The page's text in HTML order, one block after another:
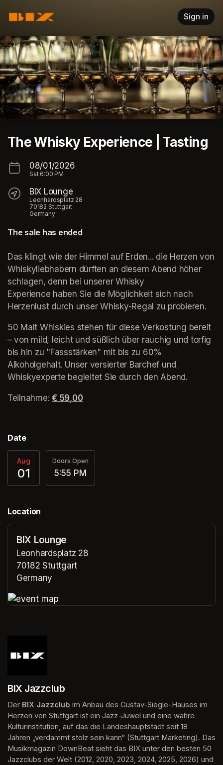
Sign in
The Whisky Experience | Tasting
08/01/2026
Sat 6:00 PM
BIX Lounge
Leonhardsplatz 28
70182 Stuttgart
Germany
The sale has ended
Das klingt wie der Himmel auf Erden... die Herzen von
Whiskyliebhabern dürften an diesem Abend höher
schlagen, denn bei unserer Whisky
Experience haben Sie die Möglichkeit sich nach
Herzenlust durch unser Whisky-Regal zu probieren.
50 Malt Whiskies stehen für diese Verkostung bereit
– von mild, leicht und süßlich über rauchig und torfig
bis hin zu "Fassstärken" mit bis zu 60%
Alkoholgehalt. Unser versierter Barchef und
Whiskyexperte begleitet Sie durch den Abend.
Teilnahme: € 59,00(opens in a new tab)
Date
Aug
01
Doors Open
5:55 PM
Location
BIX Lounge
Leonhardsplatz 28
70182 Stuttgart
Germany
BIX Jazzclub
Der BIX Jazzclub im Anbau des Gustav-Siegle-Hauses im
Herzen von Stuttgart ist ein Jazz-Juwel und eine wahre
Kulturinstitution, auf das die Landeshauptstadt seit 18
Jahren „verdammt stolz sein kann“ (Stuttgart Marketing). Das
Musikmagazin DownBeat sieht das BIX unter den besten 50
Jazzclubs der Welt (2012, 2020, 2023, 2024, 2025, 2026) und